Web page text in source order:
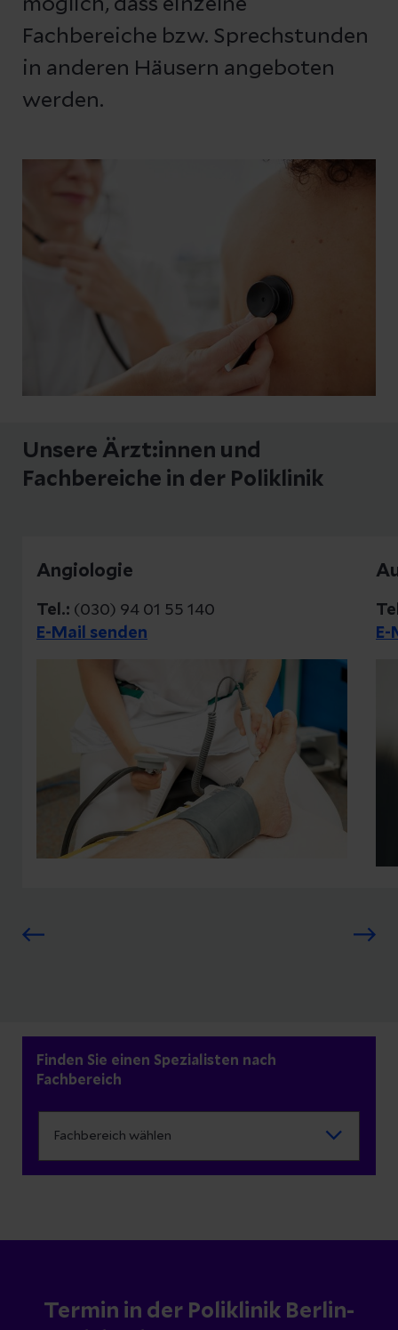
möglich, dass einzelne
Fachbereiche bzw. Sprechstunden
in anderen Häusern angeboten
werden.
Unsere Ärzt:innen und
Fachbereiche in der Poliklinik
Angiologie
Tel.: (030) 94 01 55 140
E-Mail senden
Finden Sie einen Spezialisten nach
Fachbereich
Termin in der Poliklinik Berlin-